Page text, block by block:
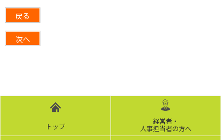
戻る
次へ
トップ
経営者・
人事担当者の方へ